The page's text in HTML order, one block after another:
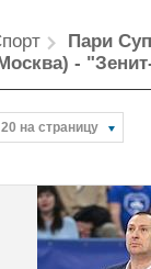
Пари
-
20 на страницу